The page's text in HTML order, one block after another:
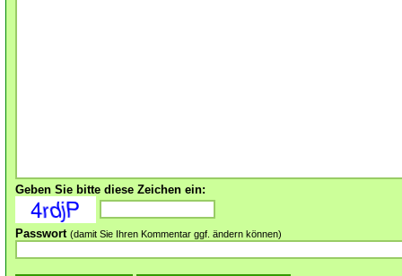
Geben Sie bitte diese Zeichen ein:
Passwort (damit Sie Ihren Kommentar ggf. ändern können)